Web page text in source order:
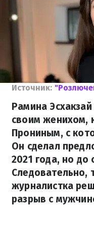
Источник:
Рамина
своим женихом,
Прониным, с
Он сделал
2021 года, но до
Следовательно,
журналистка
разрыв с